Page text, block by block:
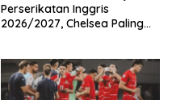
Perserikatan Inggris
2026/2027, Chelsea Paling